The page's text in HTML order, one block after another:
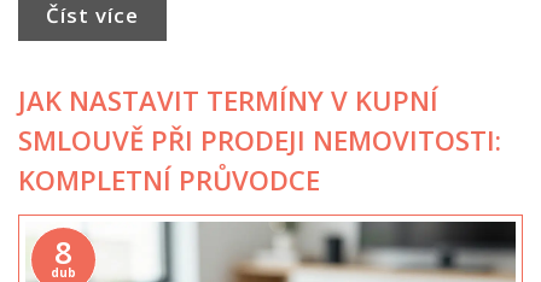
Číst více
JAK NASTAVIT TERMÍNY V KUPNÍ
SMLOUVĚ PŘI PRODEJI NEMOVITOSTI:
KOMPLETNÍ PRŮVODCE
8
dub